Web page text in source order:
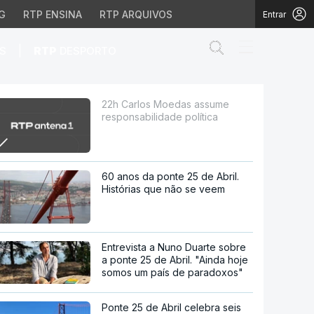
RTP ENSINA RTP ARQUIVOS Entrar
política
22h Carlos Moedas assume
responsabilidade política
60 anos da ponte 25 de Abril.
Histórias que não se veem
Entrevista a Nuno Duarte sobre
a ponte 25 de Abril. "Ainda hoje
somos um país de paradoxos"
Ponte 25 de Abril celebra seis